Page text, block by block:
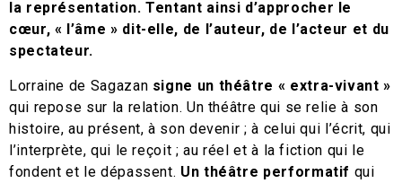
la représentation. Tentant ainsi d’approcher le
cœur, « l’âme » dit-elle, de l’auteur, de l’acteur et du
spectateur.
Lorraine de Sagazan signe un théâtre « extra-vivant »
qui repose sur la relation. Un théâtre qui se relie à son
histoire, au présent, à son devenir ; à celui qui l’écrit, qui
l’interprète, qui le reçoit ; au réel et à la fiction qui le
fondent et le dépassent. Un théâtre performatif qui